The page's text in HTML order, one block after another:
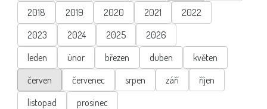
2018
2019 2020 2021
2022
2023
2024 2025
2026
leden
únor březen duben
květen
červen
červenec srpen září
říjen
listopad
prosinec